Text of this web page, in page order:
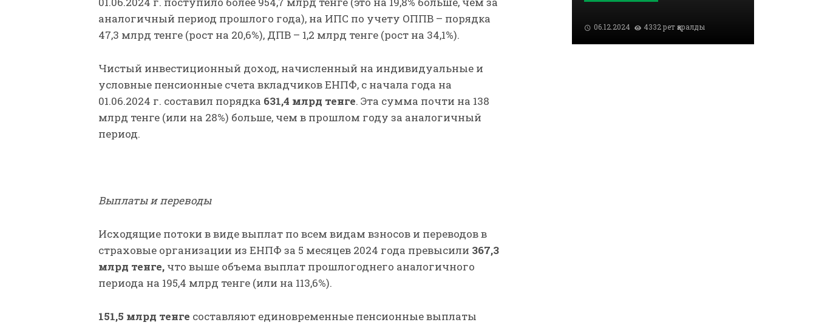
аналогичный период прошлого года), на ИПС по учету ОППВ – порядка
47,3 млрд тенге (рост на 20,6%), ДПВ – 1,2 млрд тенге (рост на 34,1%).
Чистый инвестиционный доход, начисленный на индивидуальные и
условные пенсионные счета вкладчиков ЕНПФ, с начала года на
01.06.2024 г. составил порядка 631,4 млрд тенге. Эта сумма почти на 138
млрд тенге (или на 28%) больше, чем в прошлом году за аналогичный
период.
Выплаты и переводы
Исходящие потоки в виде выплат по всем видам взносов и переводов в
страховые организации из ЕНПФ за 5 месяцев 2024 года превысили 367,3
млрд тенге, что выше объема выплат прошлогоднего аналогичного
периода на 195,4 млрд тенге (или на 113,6%).
151,5 млрд тенге составляют единовременные пенсионные выплаты
06.12.2024 4332 рет қаралды